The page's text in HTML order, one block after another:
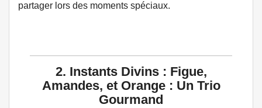
partager lors des moments spéciaux.
2. Instants Divins : Figue,
Amandes, et Orange : Un Trio
Gourmand